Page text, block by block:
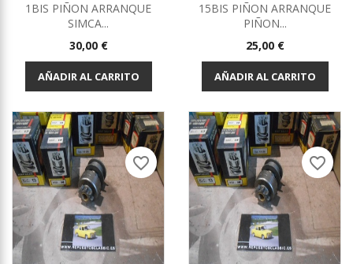
1BIS PIÑON ARRANQUE
SIMCA...
Precio
30,00 €
AÑADIR AL CARRITO
15BIS PIÑON ARRANQUE
PIÑON...
Precio
25,00 €
AÑADIR AL CARRITO
favorite_border favorite_border